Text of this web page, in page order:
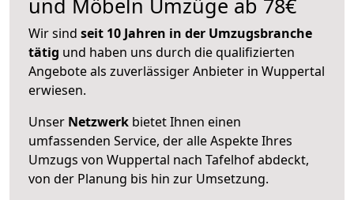
Wir sind seit 10 Jahren in der Umzugsbranche
tätig und haben uns durch die qualifizierten
Angebote als zuverlässiger Anbieter in Wuppertal
erwiesen.
Unser Netzwerk bietet Ihnen einen
umfassenden Service, der alle Aspekte Ihres
Umzugs von Wuppertal nach Tafelhof abdeckt,
von der Planung bis hin zur Umsetzung.